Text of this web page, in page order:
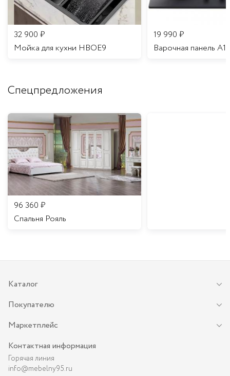
32 900 ₽
Мойка для кухни HBOE9
19 990 ₽
Варочная панель A16
Спецпредложения
96 360 ₽
Спальня Рояль
Каталог
Покупателю
Маркетплейс
Контактная информация
Горячая линия
info@mebelny95.ru